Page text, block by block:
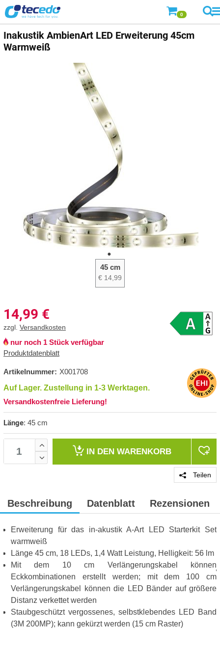
0
Inakustik AmbienArt LED Erweiterung 45cm
Warmweiß
45 cm
€ 14,99
14,99 €
zzgl. Versandkosten
nur noch 1 Stück verfügbar
Produktdatenblatt
Artikelnummer: X001708
Auf Lager. Zustellung in 1-3 Werktagen.
Versandkostenfreie Lieferung!
Länge: 45 cm
IN DEN WARENKORB
Teilen
Beschreibung Datenblatt Rezensionen
Erweiterung für das in-akustik A-Art LED Starterkit Set
warmweiß
Länge 45 cm, 18 LEDs, 1,4 Watt Leistung, Helligkeit: 56 lm
Mit dem 10 cm Verlängerungskabel können
Eckkombinationen erstellt werden; mit dem 100 cm
Verlängerungskabel können die LED Bänder auf größere
Distanz verkettet werden
Staubgeschützt vergossenes, selbstklebendes LED Band
(3M 200MP); kann gekürzt werden (15 cm Raster)